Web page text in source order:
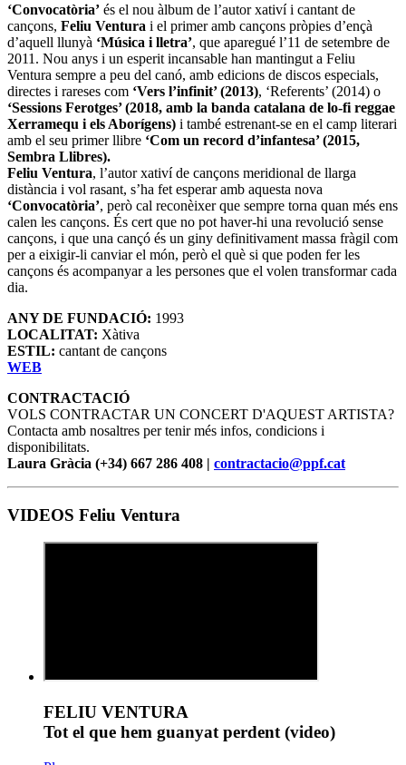
‘Convocatòria’ és el nou àlbum de l’autor xativí i cantant de
cançons, Feliu Ventura i el primer amb cançons pròpies d’ençà
d’aquell llunyà ‘Música i lletra’, que aparegué l’11 de setembre de
2011. Nou anys i un esperit incansable han mantingut a Feliu
Ventura sempre a peu del canó, amb edicions de discos especials,
directes i rareses com ‘Vers l’infinit’ (2013), ‘Referents’ (2014) o
‘Sessions Ferotges’ (2018, amb la banda catalana de lo-fi reggae
Xerramequ i els Aborígens) i també estrenant-se en el camp literari
amb el seu primer llibre ‘Com un record d’infantesa’ (2015,
Sembra Llibres).
Feliu Ventura, l’autor xativí de cançons meridional de llarga
distància i vol rasant, s’ha fet esperar amb aquesta nova
‘Convocatòria’, però cal reconèixer que sempre torna quan més ens
calen les cançons. És cert que no pot haver-hi una revolució sense
cançons, i que una cançó és un giny definitivament massa fràgil com
per a eixigir-li canviar el món, però el què si que poden fer les
cançons és acompanyar a les persones que el volen transformar cada
dia.
ANY DE FUNDACIÓ: 1993
LOCALITAT: Xàtiva
ESTIL: cantant de cançons
WEB
CONTRACTACIÓ
VOLS CONTRACTAR UN CONCERT D'AQUEST ARTISTA?
Contacta amb nosaltres per tenir més infos, condicions i
disponibilitats.
Laura Gràcia (+34) 667 286 408 | contractacio@ppf.cat
VIDEOS Feliu Ventura
FELIU VENTURA
Tot el que hem guanyat perdent (video)